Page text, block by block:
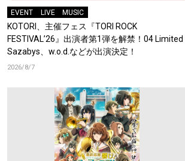
EVENT LIVE MUSIC
KOTORI、主催フェス『TORI ROCK
FESTIVAL’26』出演者第1弾を解禁！04 Limited
Sazabys、w.o.d.などが出演決定！
2026/8/7